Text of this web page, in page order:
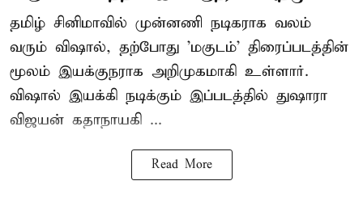
தமிழ் சினிமாவில் முன்னணி நடிகராக வலம்
வரும் விஷால், தற்போது 'மகுடம்' திரைப்படத்தின்
மூலம் இயக்குநராக அறிமுகமாகி உள்ளார்.
விஷால் இயக்கி நடிக்கும் இப்படத்தில் துஷாரா
விஜயன் கதாநாயகி ...
Read More